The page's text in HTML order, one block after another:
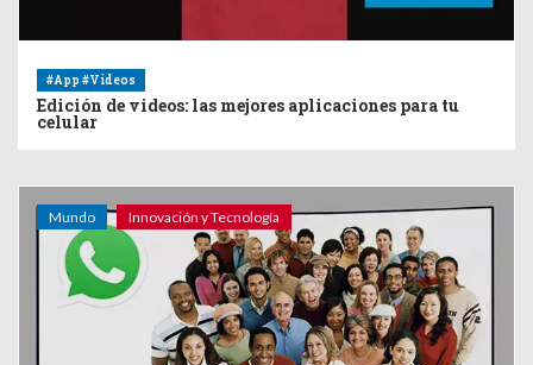
#App #Videos
Edición de videos: las mejores aplicaciones para tu
celular
Mundo Innovación y Tecnología